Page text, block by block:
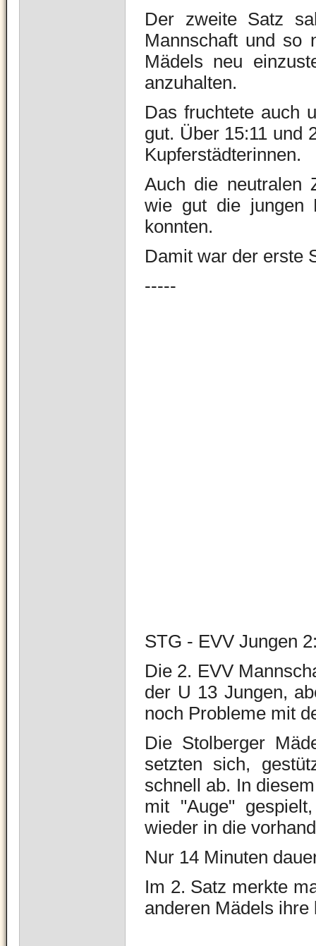
Der zweite Satz
Mannschaft und so
Mädels neu
anzuhalten.
Das fruchtete auch
gut. Über 15:11 und
Kupferstädterinnen.
Auch die neutralen
wie gut die jungen
konnten.
Damit war der erste
-----
STG - EVV Jungen
Die 2. EVV
der U 13 Jungen,
noch Probleme mit
Die Stolberger
setzten sich,
schnell ab. In
mit "Auge"
wieder in die
Nur 14 Minuten
Im 2. Satz merkte
anderen Mädels